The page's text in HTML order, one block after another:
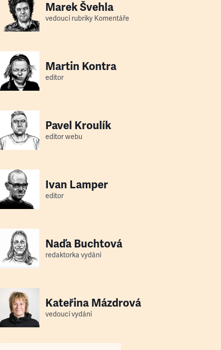
Marek Švehla
vedoucí rubriky Komentáře
Martin Kontra
editor
Pavel Kroulík
editor webu
Ivan Lamper
editor
Naďa Buchtová
redaktorka vydání
Kateřina Mázdrová
vedoucí vydání